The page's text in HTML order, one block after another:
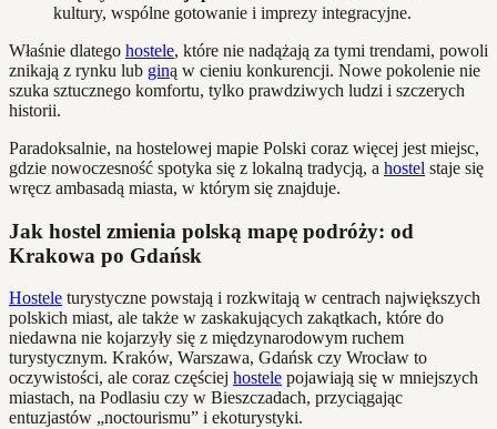
kultury, wspólne gotowanie i imprezy integracyjne.
Właśnie dlatego hostele, które nie nadążają za tymi trendami, powoli
znikają z rynku lub giną w cieniu konkurencji. Nowe pokolenie nie
szuka sztucznego komfortu, tylko prawdziwych ludzi i szczerych
historii.
Paradoksalnie, na hostelowej mapie Polski coraz więcej jest miejsc,
gdzie nowoczesność spotyka się z lokalną tradycją, a hostel staje się
wręcz ambasadą miasta, w którym się znajduje.
Jak hostel zmienia polską mapę podróży: od
Krakowa po Gdańsk
Hostele turystyczne powstają i rozkwitają w centrach największych
polskich miast, ale także w zaskakujących zakątkach, które do
niedawna nie kojarzyły się z międzynarodowym ruchem
turystycznym. Kraków, Warszawa, Gdańsk czy Wrocław to
oczywistości, ale coraz częściej hostele pojawiają się w mniejszych
miastach, na Podlasiu czy w Bieszczadach, przyciągając
entuzjastów „noctourismu” i ekoturystyki.